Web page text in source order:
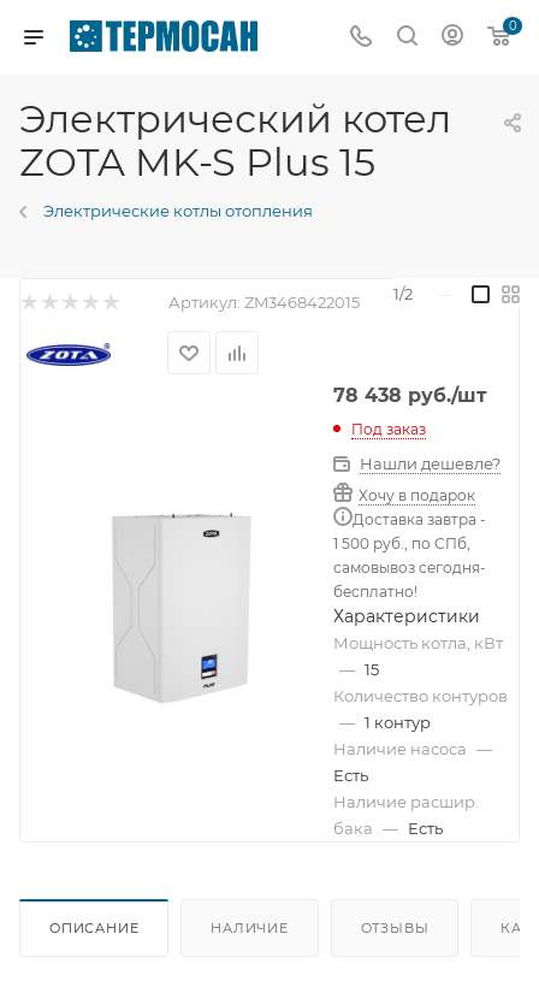
0
Электрический котел
ZOTA MK-S Plus 15
Электрические котлы отопления
Артикул: ZM3468422015
78 438 руб./шт
Под заказ
Нашли дешевле?
Хочу в подарок
Доставка завтра -
1 500 руб., по СПб,
самовывоз сегодня-
бесплатно!
Характеристики
Мощность котла, кВт
— 15
Количество контуров
— 1 контур
Наличие насоса —
Есть
Наличие расшир.
бака — Есть
ОПИСАНИЕ НАЛИЧИЕ ОТЗЫВЫ КАК
1/2